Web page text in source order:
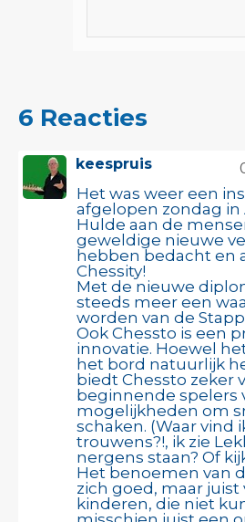
6 Reacties
keespruis
Het was weer een
afgelopen zondag in
Hulde aan de
geweldige nieuwe
hebben bedacht en
Chessity!
Met de nieuwe
steeds meer een
worden van de
Ook Chessto is een
innovatie. Hoewel
het bord natuurlijk
biedt Chessto zeker
beginnende spelers
mogelijkheden om
schaken. (Waar vind
trouwens?!, ik zie
nergens staan? Of
Het benoemen van
zich goed, maar juist
kinderen, die niet